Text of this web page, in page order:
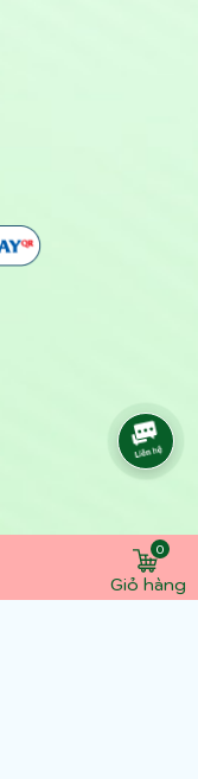
Giỏ hàng
0
hộ lao động
đăng